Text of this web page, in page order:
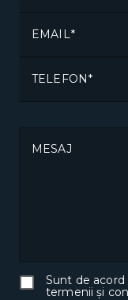
EMAIL
TELEFON
MESAJ
Sunt de acord
termenii și